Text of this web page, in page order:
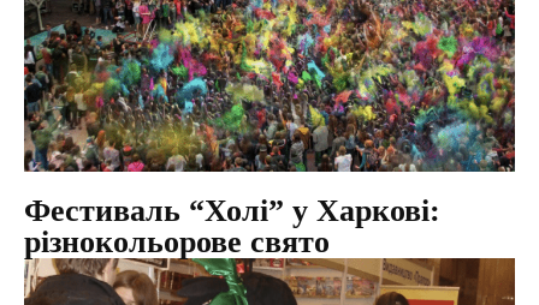
Фестиваль “Холі” у Харкові:
різнокольорове свято